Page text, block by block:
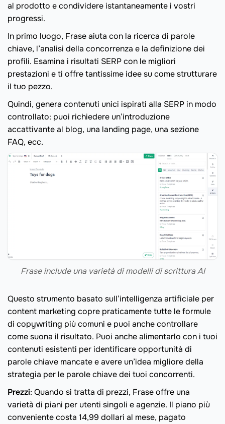
al prodotto e condividere istantaneamente i vostri
progressi.
In primo luogo, Frase aiuta con la ricerca di parole
chiave, l’analisi della concorrenza e la definizione dei
profili. Esamina i risultati SERP con le migliori
prestazioni e ti offre tantissime idee su come strutturare
il tuo pezzo.
Quindi, genera contenuti unici ispirati alla SERP in modo
controllato: puoi richiedere un’introduzione
accattivante al blog, una landing page, una sezione
FAQ, ecc.
Frase include una varietà di modelli di scrittura AI
Questo strumento basato sull’intelligenza artificiale per
content marketing copre praticamente tutte le formule
di copywriting più comuni e puoi anche controllare
come suona il risultato. Puoi anche alimentarlo con i tuoi
contenuti esistenti per identificare opportunità di
parole chiave mancate e avere un’idea migliore della
strategia per le parole chiave dei tuoi concorrenti.
Prezzi: Quando si tratta di prezzi, Frase offre una
varietà di piani per utenti singoli e agenzie. Il piano più
conveniente costa 14,99 dollari al mese, pagato